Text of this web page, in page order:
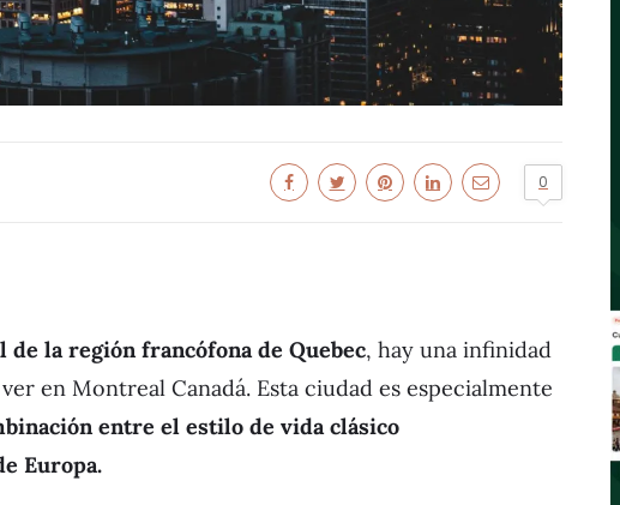
0
de la región francófona de Quebec, hay una infinidad
en Montreal Canadá. Esta ciudad es especialmente
entre el estilo de vida clásico
Europa.